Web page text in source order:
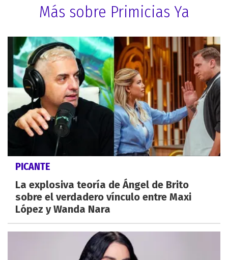
Más sobre Primicias Ya
PICANTE
La explosiva teoría de Ángel de Brito
sobre el verdadero vínculo entre Maxi
López y Wanda Nara